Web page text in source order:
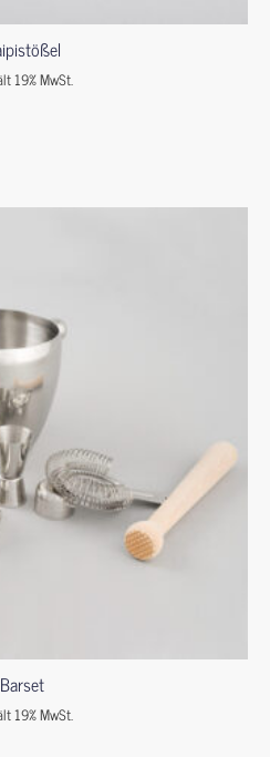
19% MwSt.
Barset
19% MwSt.